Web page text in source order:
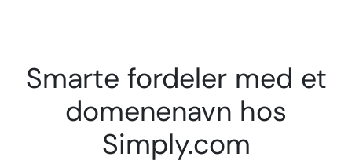
Smarte fordeler med et
domenenavn hos
Simply.com